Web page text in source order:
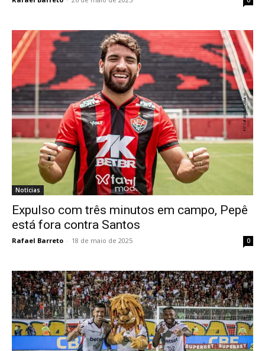
Notícias
Expulso com três minutos em campo, Pepê
está fora contra Santos
Rafael Barreto - 18 de maio de 2025 0